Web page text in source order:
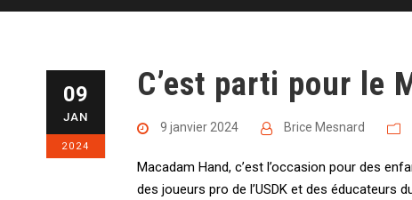
09
JAN
2024
C’est parti pour le
9 janvier 2024 Brice Mesnard
Macadam Hand, c’est l’occasion pour des
des joueurs pro de l’USDK et des éducateurs